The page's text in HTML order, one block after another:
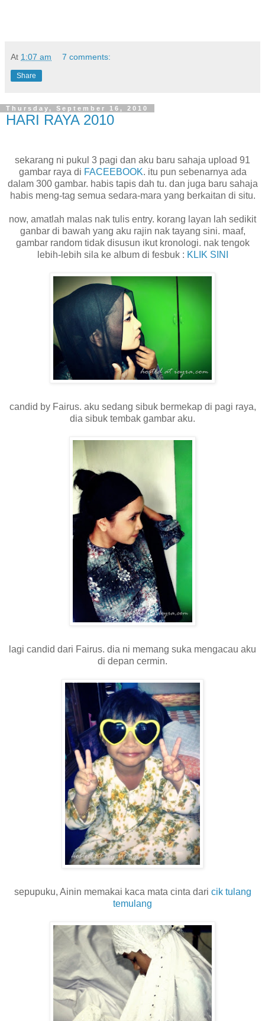
At 1:07 am 7 comments:
Share
Thursday, September 16, 2010
HARI RAYA 2010
sekarang ni pukul 3 pagi dan aku baru sahaja upload 91
gambar raya di FACEEBOOK. itu pun sebenarnya ada
dalam 300 gambar. habis tapis dah tu. dan juga baru sahaja
habis meng-tag semua sedara-mara yang berkaitan di situ.
now, amatlah malas nak tulis entry. korang layan lah sedikit
ganbar di bawah yang aku rajin nak tayang sini. maaf,
gambar random tidak disusun ikut kronologi. nak tengok
lebih-lebih sila ke album di fesbuk : KLIK SINI
candid by Fairus. aku sedang sibuk bermekap di pagi raya,
dia sibuk tembak gambar aku.
lagi candid dari Fairus. dia ni memang suka mengacau aku
di depan cermin.
sepupuku, Ainin memakai kaca mata cinta dari cik tulang
temulang